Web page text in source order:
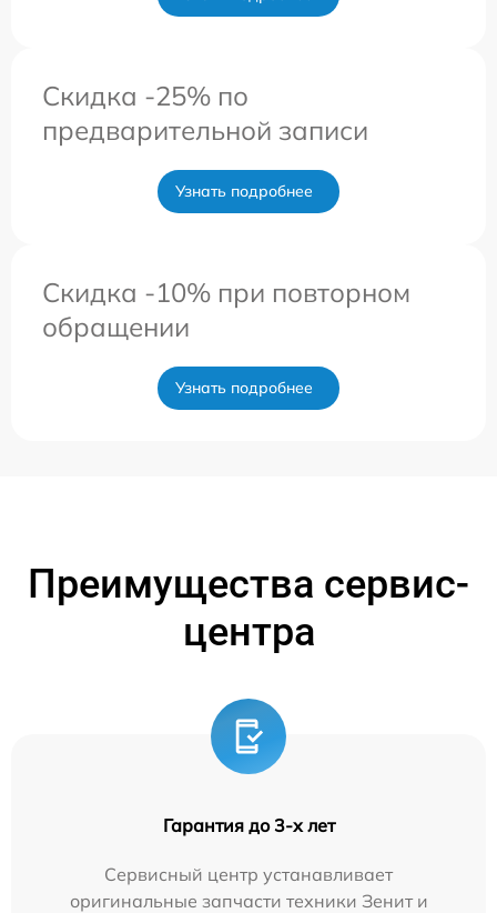
Скидка -25% по
предварительной записи
Узнать подробнее
Скидка -10% при повторном
обращении
Узнать подробнее
Преимущества сервис-
центра
Гарантия до 3-х лет
Сервисный центр устанавливает
оригинальные запчасти техники Зенит и